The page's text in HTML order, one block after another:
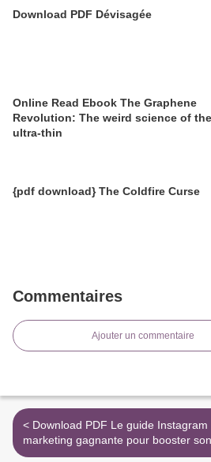
Download PDF Dévisagée
Online Read Ebook The Graphene
Revolution: The weird science of the
ultra-thin
{pdf download} The Coldfire Curse
Commentaires
Ajouter un commentaire
< Download PDF Le guide Instagram - Déployer une stratégie
marketing gagnante pour booster